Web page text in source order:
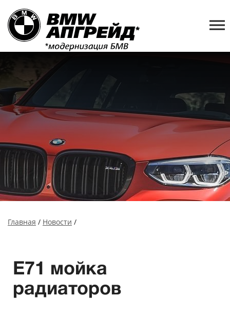
Главная / Новости /
E71 мойка
радиаторов